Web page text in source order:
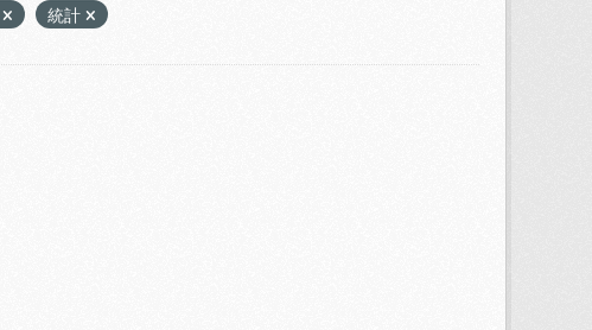
統計